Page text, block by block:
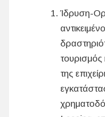
Ίδρυση-
της